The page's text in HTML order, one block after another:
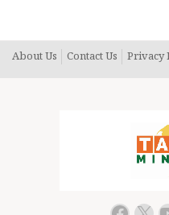
About Us Contact Us Privacy